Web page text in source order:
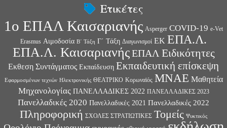
Ετικέτες
1ο ΕΠΑΛ Καισαριανής Asperger COVID-19 e-Vet
Erasmus Αιμοδοσία Β΄ Τάξη Γ΄ Τάξη Διαγωνισμοί ΕΚ ΕΠΑ.Λ.
ΕΠΑ.Λ. Καισαριανής ΕΠΑΛ Ειδικότητες
Εκθεση Συντάγματος Εκπαίδευση Εκπαιδευτική επίσκεψη
Εφαρμοσμένων τεχνών Ηλεκτρονικής ΘΕΑΤΡΙΚΟ Κορωναϊός ΜΝΑΕ Μαθητεία
Μηχανολογίας ΠΑΝΕΛΛΑΔΙΚΕΣ 2022 ΠΑΝΕΛΛΑΔΙΚΕΣ 2023
Πανελλαδικές 2020 Πανελλαδικές 2021 Πανελλαδικές 2022
Πληροφορική ΣΧΟΛΕΣ ΣΤΡΑΤΙΩΤΙΚΕΣ Τομείς Ψυκτικός